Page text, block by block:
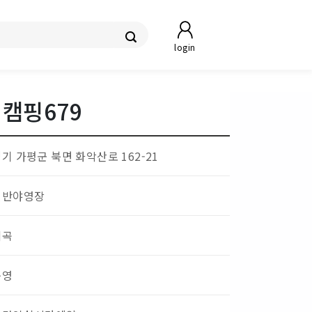
login
캠핑679
가평군 북면 화악산로 162-21
야영장